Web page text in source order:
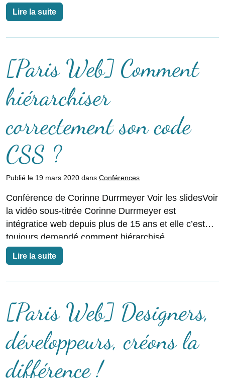
Lire la suite
[Paris Web] Comment
hiérarchiser
correctement son code
CSS ?
Publié le 19 mars 2020 dans Conférences
Conférence de Corinne Durrmeyer Voir les slidesVoir
la vidéo sous-titrée Corinne Durrmeyer est
intégratice web depuis plus de 15 ans et elle c’est
toujours demandé comment hiérarchisé
correctement le CSS.
Lire la suite
[Paris Web] Designers,
développeurs, créons la
différence !